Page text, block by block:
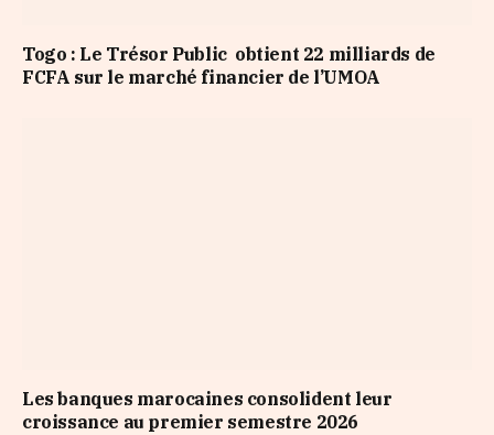
Togo : Le Trésor Public obtient 22 milliards de
FCFA sur le marché financier de l’UMOA
Les banques marocaines consolident leur
croissance au premier semestre 2026